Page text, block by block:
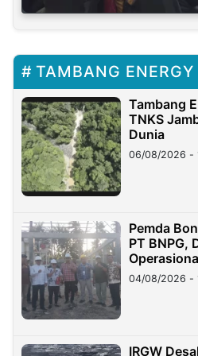
TAMBANG ENERGY
Tambang
TNKS
Dunia
06/08/2026 -
Pemda
PT BNPG,
04/08/2026 -
IRGW